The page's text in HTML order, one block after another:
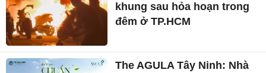
khung sau hỏa hoạn trong
đêm ở TP.HCM
The AGULA Tây Ninh: Nhà